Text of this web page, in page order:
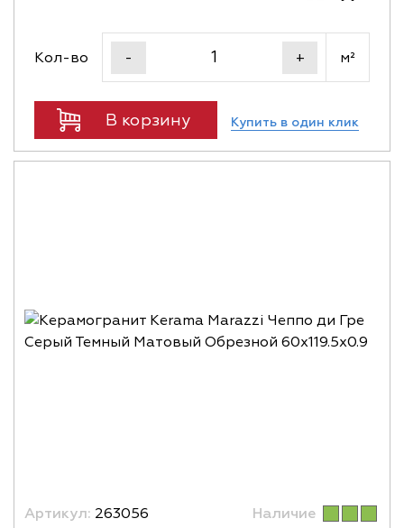
Кол-во - + м²
В корзину Купить в один клик
Артикул: 263056 Наличие